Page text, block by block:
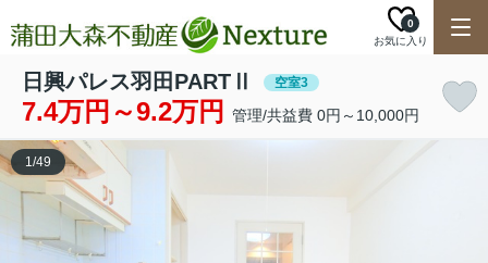
お気に入り
0
日興パレス羽田PARTⅡ 空室3
7.4万円～9.2万円 管理/共益費 0円～10,000円
1/49